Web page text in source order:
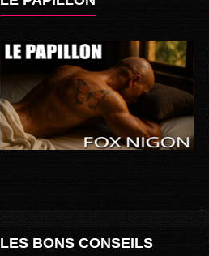
LES BONS CONSEILS